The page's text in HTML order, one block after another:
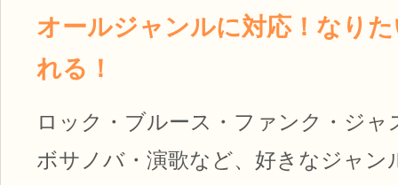
オールジャンルに対応！なり
れる！
ロック・ブルース・ファンク・ジャ
ボサノバ・演歌など、好きなジャン